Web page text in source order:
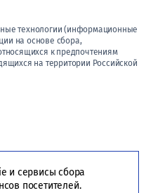
технологии (информационные
на основе сбора,
к предпочтениям
на территории Российской
и сервисы сбора
посетителей.